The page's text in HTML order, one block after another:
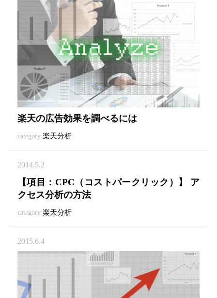
楽天の広告効果を調べるには
category:楽天分析
2014.5.2
【項目：CPC（コストパークリック）】 ア
クセス分析の方法
category:楽天分析
2015.6.4